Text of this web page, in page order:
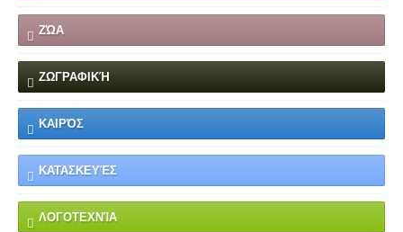
ΖΏΑ
ΖΩΓΡΑΦΙΚΉ
ΚΑΙΡΌΣ
ΚΑΤΑΣΚΕΥΈΣ
ΛΟΓΟΤΕΧΝΊΑ